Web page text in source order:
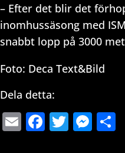
– Efter det blir det
inomhussäsong med
snabbt lopp på 3000
Foto: Deca Text&Bild
Dela detta:
EmailFacebook
Twitter